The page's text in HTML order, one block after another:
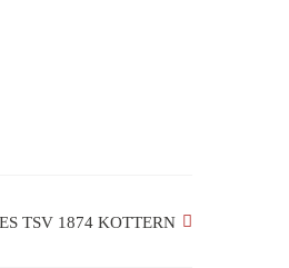
TSV 1874 KOTTERN